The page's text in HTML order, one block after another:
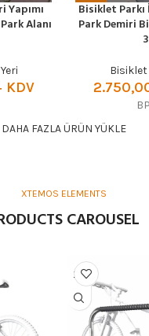
Alanı
KDV
Bisiklet
Park Demiri
Bisiklet
DAHA FAZLA ÜRÜN YÜKLE
XTEMOS ELEMENTS
CAROUSEL